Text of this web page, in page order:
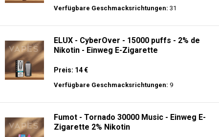
Verfügbare Geschmacksrichtungen: 31
ELUX - CyberOver - 15000 puffs - 2% de
Nikotin - Einweg E-Zigarette
Preis: 14 €
Verfügbare Geschmacksrichtungen: 9
Fumot - Tornado 30000 Music - Einweg E-
Zigarette 2% Nikotin